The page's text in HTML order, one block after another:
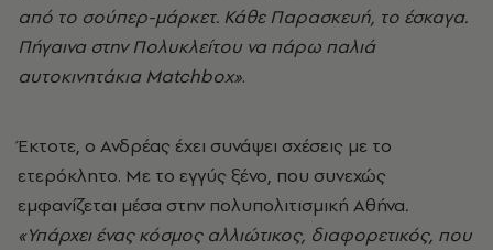
από το σούπερ-μάρκετ. Κάθε Παρασκευή, το έσκαγα.
Πήγαινα στην Πολυκλείτου να πάρω παλιά
αυτοκινητάκια Matchbox».
Έκτοτε, ο Ανδρέας έχει συνάψει σχέσεις με το
ετερόκλητο. Με το εγγύς ξένο, που συνεχώς
εμφανίζεται μέσα στην πολυπολιτισμική Αθήνα.
«Υπάρχει ένας κόσμος αλλιώτικος, διαφορετικός, που